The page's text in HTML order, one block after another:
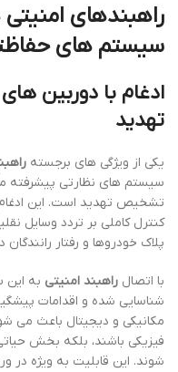
راهبندهای
سیستم های
ادغام با دوربین
تهدید
یکی از ویژگی های برجسته
سیستم های نظارتی پیشرفته
تشخیص تهدید است. این ادغام
کنترل کاملی بر تردد وسایل
پلاک خودروها و رفتار رانندگان
با اتصال راهبند امنیتی به این
شناسایی شده و اقدامات
مکانیکی و دیجیتال باعث می
فیزیکی باشند، بلکه بخش
شوند. این قابلیت به ویژه در